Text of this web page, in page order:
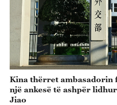
Kina thërret
një ankesë të ashpër
Jiao